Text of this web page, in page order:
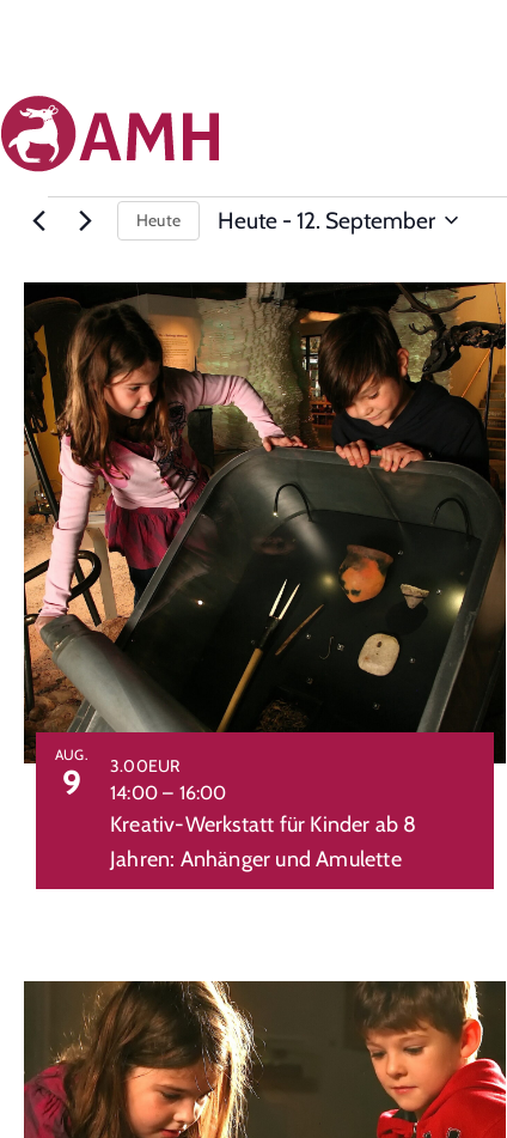
Heute Heute - 12. September
List
of
events
in
Photo
View
AUG.
9
Kreativ-Werkstatt für Kinder ab 8
Jahren: Anhänger und Amulette
14:00– 16:00
3.00EUR